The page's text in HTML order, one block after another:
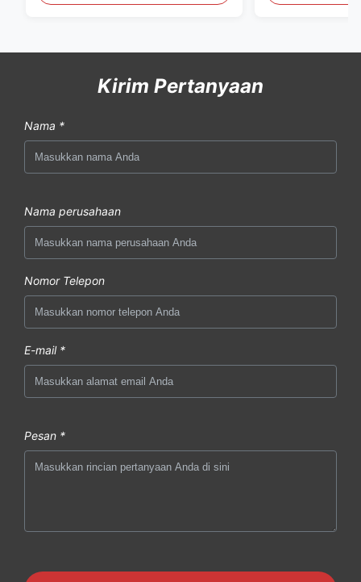
Kirim Pertanyaan
Nama *
Nama perusahaan
Nomor Telepon
E-mail *
Pesan *